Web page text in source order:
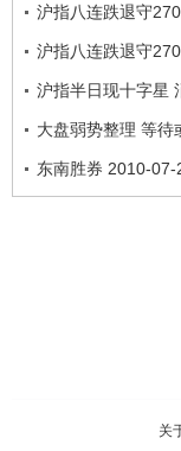
沪指八连跌退守
沪指八连跌退守
沪指半日现十字星
大盘弱势整理 等待
东南胜券 2010-07-
关